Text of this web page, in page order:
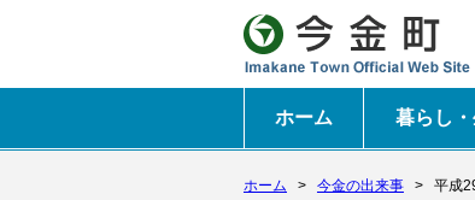
ホーム 暮らし
ホーム > 今金の出来事 > 平成